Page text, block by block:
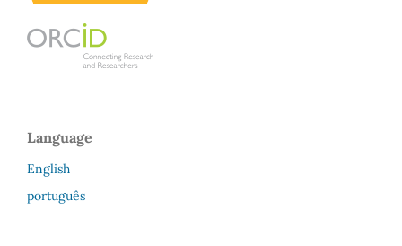
Language
English
português